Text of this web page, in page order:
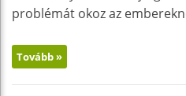
problémát okoz az
Tovább »